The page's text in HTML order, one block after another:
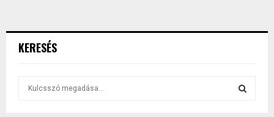
KERESÉS